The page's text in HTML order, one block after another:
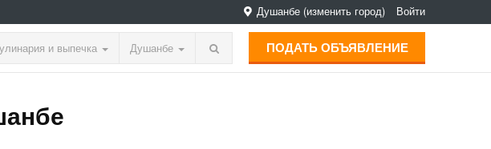
Душанбе (изменить город) Войти
и выпечка Душанбе ПОДАТЬ ОБЪЯВЛЕНИЕ